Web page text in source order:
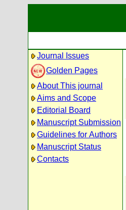
Journal Issues
Golden Pages
About This journal
Aims and Scope
Editorial Board
Manuscript Submission
Guidelines for Authors
Manuscript Status
Contacts